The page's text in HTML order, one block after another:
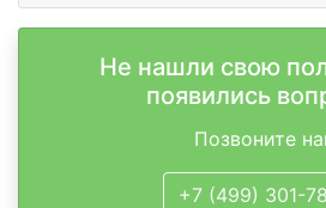
Не нашли свою
появились
Позвоните
+7 (499) 301-